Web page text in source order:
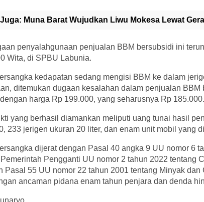
Muna Barat Wujudkan Liwu Mokesa Lewat
penyalahgunaan penjualan BBM bersubsidi ini
Wita, di SPBU Labunia.
kedapatan sedang mengisi BBM ke dalam
ditemukan dugaan kesalahan dalam penjualan
harga Rp 199.000, yang seharusnya Rp 185.000.
yang berhasil diamankan meliputi uang tunai hasil
233 jerigen ukuran 20 liter, dan enam unit mobil yang
dijerat dengan Pasal 40 angka 9 UU nomor 6
Pengganti UU nomor 2 tahun 2022 tentang
Pasal 55 UU nomor 22 tahun 2001 tentang Minyak
ancaman pidana enam tahun penjara dan denda